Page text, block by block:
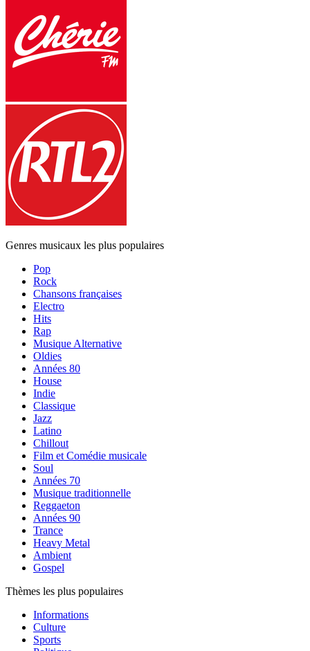
Genres musicaux les plus populaires
Pop
Rock
Chansons françaises
Electro
Hits
Rap
Musique Alternative
Oldies
Années 80
House
Indie
Classique
Jazz
Latino
Chillout
Film et Comédie musicale
Soul
Années 70
Musique traditionnelle
Reggaeton
Années 90
Trance
Heavy Metal
Ambient
Gospel
Thèmes les plus populaires
Informations
Culture
Sports